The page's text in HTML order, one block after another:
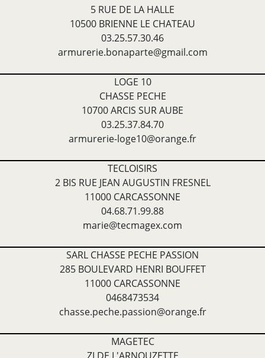
5 RUE DE LA HALLE
10500 BRIENNE LE CHATEAU
03.25.57.30.46
armurerie.bonaparte@gmail.com
LOGE 10
CHASSE PECHE
10700 ARCIS SUR AUBE
03.25.37.84.70
armurerie-loge10@orange.fr
TECLOISIRS
2 BIS RUE JEAN AUGUSTIN FRESNEL
11000 CARCASSONNE
04.68.71.99.88
marie@tecmagex.com
SARL CHASSE PECHE PASSION
285 BOULEVARD HENRI BOUFFET
11000 CARCASSONNE
0468473534
chasse.peche.passion@orange.fr
MAGETEC